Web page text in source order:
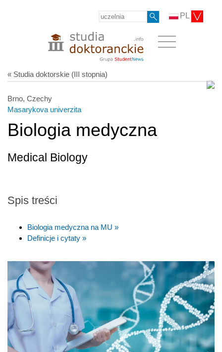
PL
« Studia doktorskie (III stopnia)
Brno, Czechy
Masarykova univerzita
Biologia medyczna
Medical Biology
Spis treści
Biologia medyczna na MU »
Definicje i cytaty »